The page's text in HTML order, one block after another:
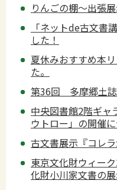
りんごの棚～出張
「ネットde古文書
した！
夏休みおすすめ本
た。
第36回 多摩郷土
中央図書館2階ギャ
ウトロー」の開催
古文書展示『コレ
東京文化財ウィー
化財小川家文書の展